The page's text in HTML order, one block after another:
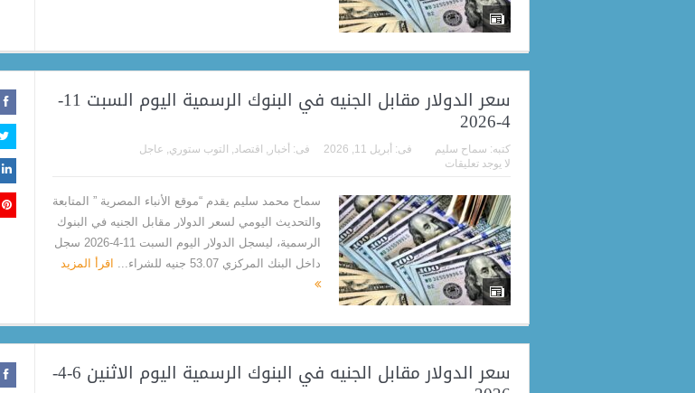
سعر الدولار مقابل الجنيه في البنوك الرسمية اليوم السبت 11-
4-2026
كتبه: سماح سليم فى: أبريل 11, 2026 فى: أخبار اقتصاد التوب ستوري عاجل
لا يوجد تعليقات
سماح محمد سليم يقدم “موقع الأنباء المصرية ” المتابعة
والتحديث اليومي لسعر الدولار مقابل الجنيه في البنوك
الرسمية، ليسجل الدولار اليوم السبت 11-4-2026 سجل
داخل البنك المركزي 53.07 جنيه للشراء...
اقرأ المزيد
سعر الدولار مقابل الجنيه في البنوك الرسمية اليوم الاثنين 6-4-